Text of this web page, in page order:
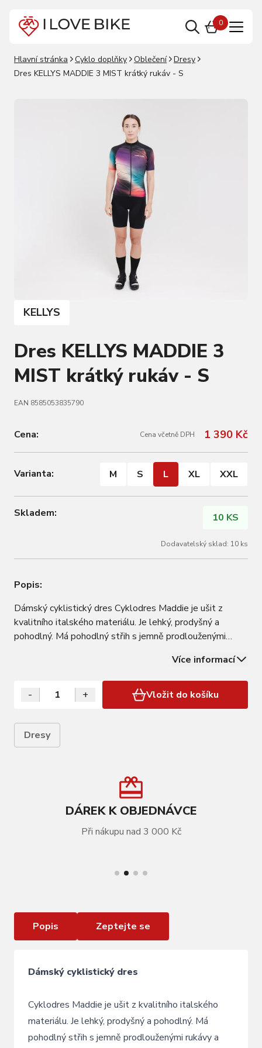
0
Hlavní stránka Cyklo doplňky Oblečení
Dresy
Dres KELLYS MADDIE 3 MIST krátký rukáv - S
KELLYS
Dres KELLYS MADDIE 3
MIST krátký rukáv - S
EAN 8585053835790
Cena: Cena včetně DPH 1 390 Kč
Varianta: M S L XL XXL
Skladem: 10 KS
Dodavatelský sklad: 10 ks
Popis:
Dámský cyklistický dres Cyklodres Maddie je ušit z
kvalitního italského materiálu. Je lehký, prodyšný a
pohodlný. Má pohodlný střih s jemně prodlouženými
kvalitní YKK aretační zip pro pohodlí při jízdě (snadno se
ovládá i jednou rukou, během…
Více informací
- + Vložit do košíku
Dresy
DÁREK K OBJEDNÁVCE
Při nákupu nad 3 000 Kč
Popis Zeptejte se
Dámský cyklistický dres
Cyklodres Maddie je ušit z kvalitního italského
materiálu. Je lehký, prodyšný a pohodlný. Má
pohodlný střih s jemně prodlouženými rukávy a